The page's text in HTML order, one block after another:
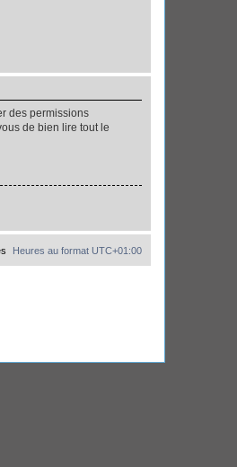
des permissions
de bien lire tout le
Heures au format UTC+01:00